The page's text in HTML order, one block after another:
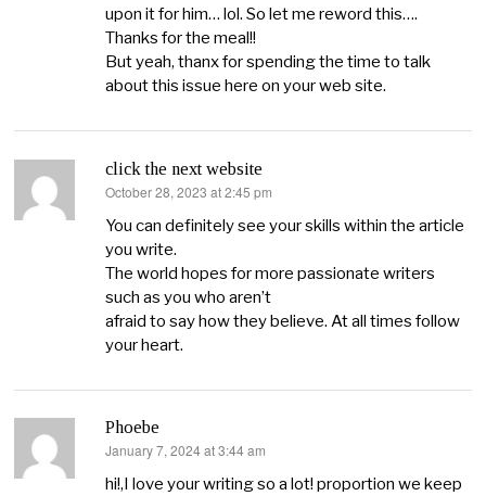
upon it for him… lol. So let me reword this….
Thanks for the meal!!
But yeah, thanx for spending the time to talk
about this issue here on your web site.
click the next website
says:
October 28, 2023 at 2:45 pm
You can definitely see your skills within the article
you write.
The world hopes for more passionate writers
such as you who aren’t
afraid to say how they believe. At all times follow
your heart.
Phoebe
says:
January 7, 2024 at 3:44 am
hi!,I love your writing so a lot! proportion we keep